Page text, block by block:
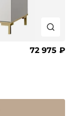
72 975 ₽